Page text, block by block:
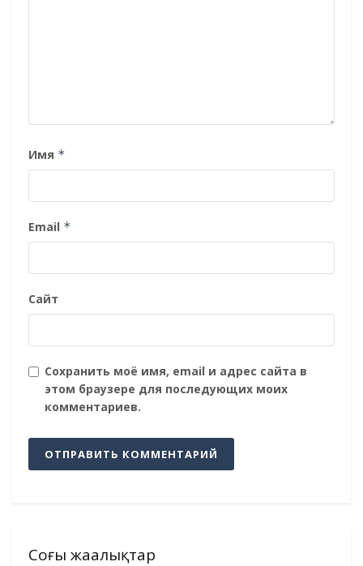
Имя *
Email *
Сайт
Сохранить моё имя, email и адрес сайта в
этом браузере для последующих моих
комментариев.
Соңғы жаңалықтар